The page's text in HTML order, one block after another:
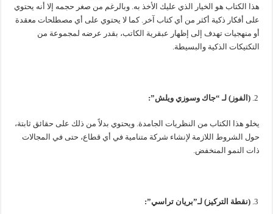
هذا الكتاب هو الخيار الذي عليك الأخذ به. وبالرغم من صغر حجمه إلا أنه يحتوي
على أفكار ذكية أكثر من أي كتاب آخر. كما لا يحتوي على أي مصطلحات معقدة
أو منهجيات تهدف إلى إظهار عبقرية الكاتب، بقدر عرضه لمجموعة من
التكتيكات الذكية والبسيطة.
(الفوز) لـ “جاك وسوزي ويلش”:
يخلو هذا الكتاب من النظريات الجامدة. ويحتوي بدلاً من ذلك على حقائق ثابتة،
حول الشروط اللازمة لإنشاء شركة متنامية في أي قطاع، حتى في المجالات
ذات النمو المنخفض.
(نقطة التركيز) لـ”بريان تراسي”: